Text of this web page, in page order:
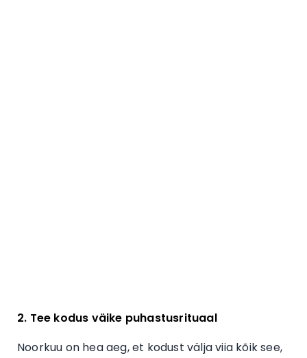
2. Tee kodus väike puhastusrituaal
Noorkuu on hea aeg, et kodust välja viia kõik see,